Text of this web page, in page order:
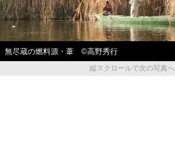
無尽蔵の燃料源・葦 ©高野秀行
縦スクロールで次の写真へ